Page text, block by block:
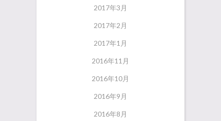
2017年3月
2017年2月
2017年1月
2016年11月
2016年10月
2016年9月
2016年8月